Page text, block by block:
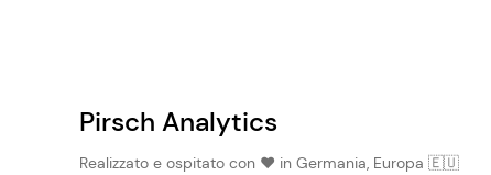
Pirsch Analytics
Realizzato e ospitato con ❤️ in Germania, Europa 🇪🇺